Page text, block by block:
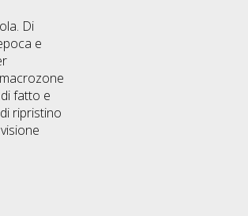
Di
e
fatto e
ripristino